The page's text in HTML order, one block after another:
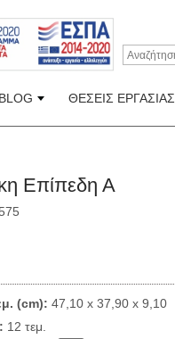
ΘΕΣΕΙΣ ΕΡΓΑΣΙΑΣ
Επίπεδη Α
(cm): 47,10 x 37,90 x 9,10
12 τεμ.